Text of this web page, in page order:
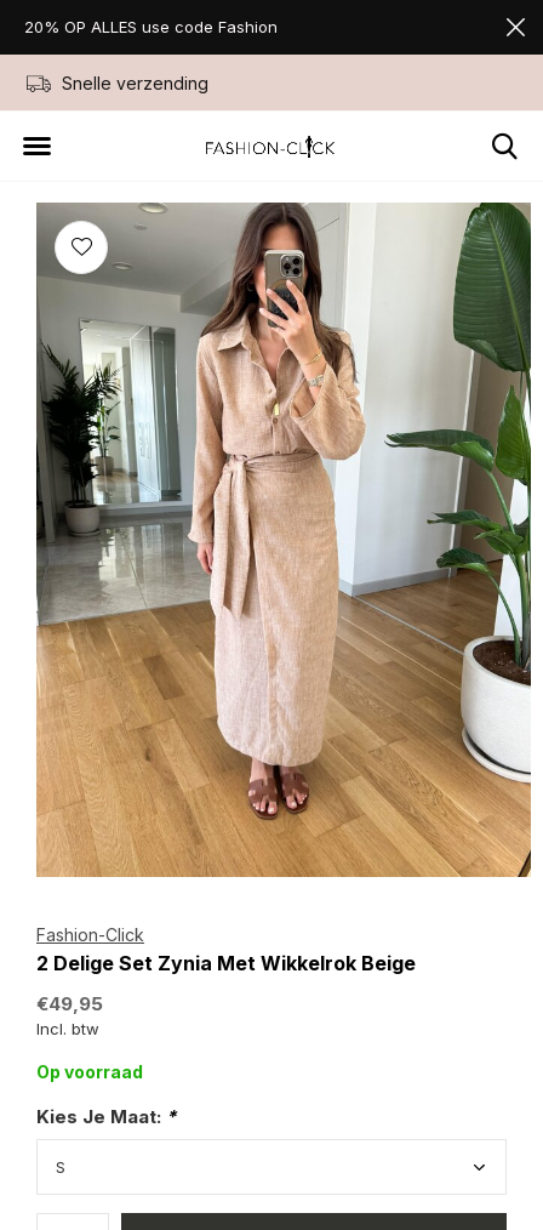
Snelle verzending
20% OP ALLES use code Fashion
Fashion-Click
2 Delige Set Zynia Met Wikkelrok Beige
€49,95
Incl. btw
Op voorraad
Kies Je Maat: *